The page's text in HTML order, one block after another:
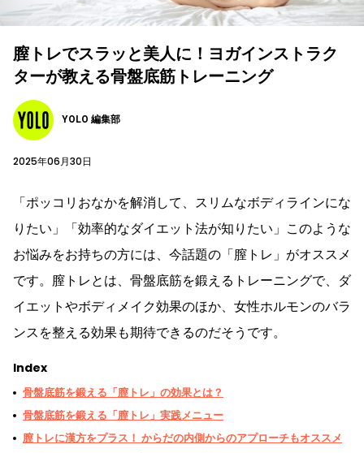
膣トレでスラッと美人に！ヨガインストラク
ターが教える骨盤底筋トレーニング
YOLO 編集部
2025年06月30日
「ポッコリおなかを解消して、スリムなボディラインにな
りたい」「効率的なダイエット法が知りたい」このような
お悩みをお持ちの方には、今話題の「膣トレ」がオススメ
です。膣トレとは、骨盤底筋を鍛えるトレーニングで、ダ
イエットやボディメイク効果のほか、女性ホルモンのバラ
ンスを整える効果も期待できるのだそうです。
Index
骨盤底筋を鍛える「膣トレ」の効果とは？
骨盤底筋を鍛える「膣トレ」実践メニュー
膣トレに漢方をプラス！ からだの内側からのアプローチもオススメ